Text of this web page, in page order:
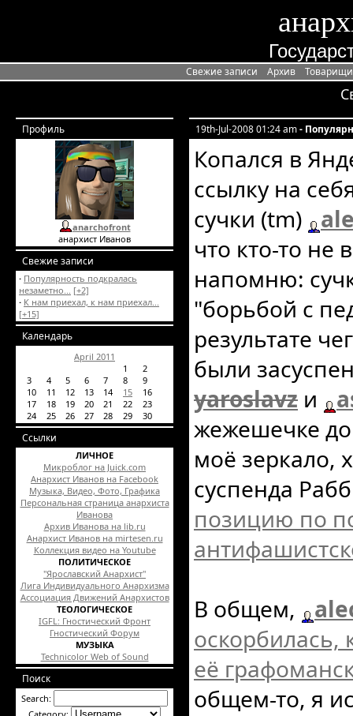
Свежие записи Архив
Профиль
anarchofront
анархист Иванов
Свежие записи
· Популярность подкралась
незаметно... [+2]
· К нам приехал, к нам приехал...
[+15]
Календарь
April 2011
1
2
3
4 5 6 7 8
9
10
11 12 13 14 15
16
17
18 19 20 21 22
23
24
25 26 27 28 29 30
Ссылки
ЛИЧНОЕ
Микроблог на Juick.com
Анархист Иванов на Facebook
Музыка, Видео, Фото, Графика
Персональная страница анархиста
Иванова
Архив Иванова на lib.ru
Анархист Иванов на mirtesen.ru
Коллекция видео на Youtube
ПОЛИТИЧЕСКОЕ
"Ярославский Анархист"
Лига Индивидуального Анархизма
Ассоциация Движений Анархистов
ТЕОЛОГИЧЕСКОЕ
IGFL: Гностический Фронт
Гностический Форум
МУЗЫКА
Technicolor Web of Sound
Поиск
Search:
19th-Jul-2008 01:24 am-
Копался в
ссылку на
сучки (tm)
что кто-то не
напомню:
"борьбой с
результате
были
yaroslavz и
жежешечке до
моё зеркало,
суспенда
позицию по
В общем,
оскорбилась,
её
общем-то, я